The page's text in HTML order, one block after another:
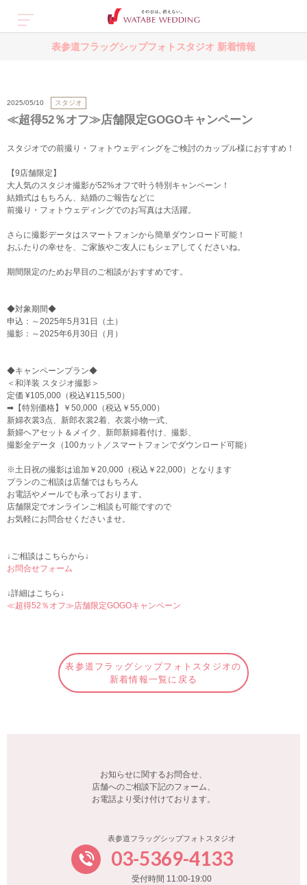
表参道フラッグシップフォトスタジオ 新着情報
2025/05/10 スタジオ
≪超得52％オフ≫店舗限定GOGOキャンペーン
スタジオでの前撮り・フォトウェディングをご検討のカップル様におすすめ！
【9店舗限定】
大人気のスタジオ撮影が52%オフで叶う特別キャンペーン！
結婚式はもちろん、結婚のご報告などに
前撮り・フォトウェディングでのお写真は大活躍。
さらに撮影データはスマートフォンから簡単ダウンロード可能！
おふたりの幸せを、ご家族やご友人にもシェアしてくださいね。
期間限定のためお早目のご相談がおすすめです。
◆対象期間◆
申込：～2025年5月31日（土）
撮影：～2025年6月30日（月）
◆キャンペーンプラン◆
＜和洋装 スタジオ撮影＞
定価 ¥105,000（税込¥115,500）
➡【特別価格】￥50,000（税込￥55,000）
新婦衣裳3点、新郎衣裳2着、衣裳小物一式、
新婦ヘアセット＆メイク、新郎新婦着付け、撮影、
撮影全データ（100カット／スマートフォンでダウンロード可能）
※土日祝の撮影は追加￥20,000（税込￥22,000）となります
プランのご相談は店舗ではもちろん
お電話やメールでも承っております。
店舗限定でオンラインご相談も可能ですので
お気軽にお問合せくださいませ。
↓ご相談はこちらから↓
お問合せフォーム
↓詳細はこちら↓
≪超得52％オフ≫店舗限定GOGOキャンペーン
表参道フラッグシップフォトスタジオの
新着情報一覧に戻る
お知らせに関するお問合せ、
店舗へのご相談下記のフォーム、
お電話より受け付けております。
表参道フラッグシップフォトスタジオ
03-5369-4133
受付時間 11:00-19:00